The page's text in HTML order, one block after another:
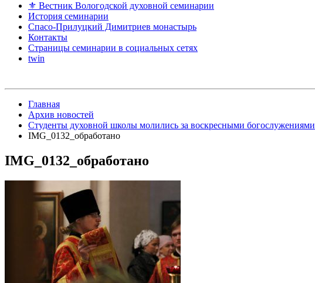
⚜ Вестник Вологодской духовной семинарии
История семинарии
Спасо-Прилуцкий Димитриев монастырь
Контакты
Страницы семинарии в социальных сетях
twin
Главная
Архив новостей
Студенты духовной школы молились за воскресными богослужениями
IMG_0132_обработано
IMG_0132_обработано